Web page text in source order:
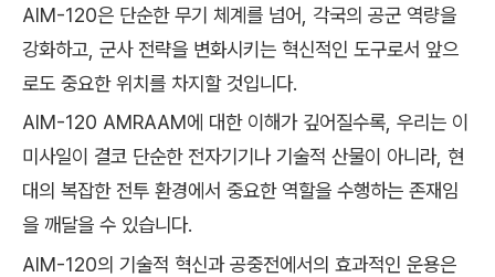
AIM-120은 단순한 무기 체계를 넘어, 각국의 공군 역량을
강화하고, 군사 전략을 변화시키는 혁신적인 도구로서 앞으
로도 중요한 위치를 차지할 것입니다.
AIM-120 AMRAAM에 대한 이해가 깊어질수록, 우리는 이
미사일이 결코 단순한 전자기기나 기술적 산물이 아니라, 현
대의 복잡한 전투 환경에서 중요한 역할을 수행하는 존재임
을 깨달을 수 있습니다.
AIM-120의 기술적 혁신과 공중전에서의 효과적인 운용은